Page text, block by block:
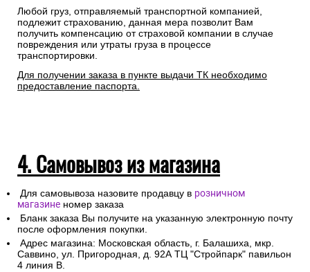
Любой груз, отправляемый транспортной компанией,
подлежит страхованию, данная мера позволит Вам
получить компенсацию от страховой компании в случае
повреждения или утраты груза в процессе
транспортировки.
Для получении заказа в пункте выдачи ТК необходимо
предоставление паспорта.
4. Самовывоз из магазина
Для самовывоза назовите продавцу в розничном
магазине номер заказа
Бланк заказа Вы получите на указанную электронную почту
после оформления покупки.
Адрес магазина: Московская область, г. Балашиха, мкр.
Саввино, ул. Пригородная, д. 92А ТЦ "Стройпарк" павильон
4 линия В.